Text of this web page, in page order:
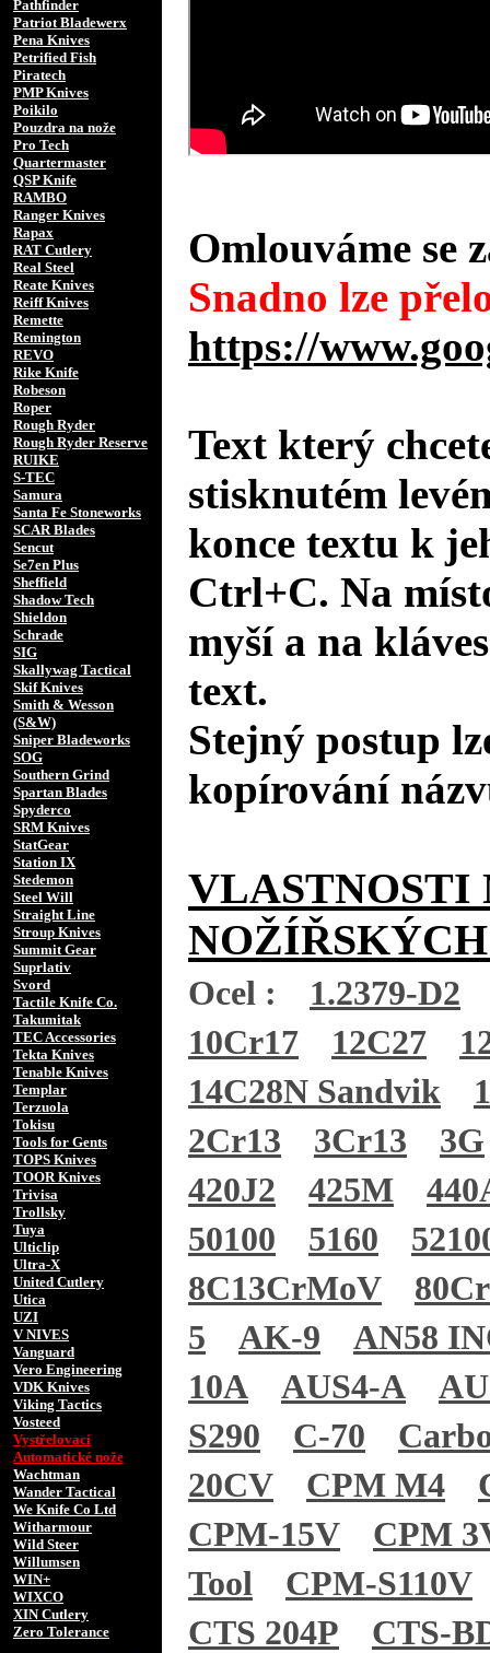
Pathfinder
Patriot Bladewerx
Pena Knives
Petrified Fish
Piratech
PMP Knives
Poikilo
Pouzdra na nože
Pro Tech
Quartermaster
QSP Knife
RAMBO
Ranger Knives
Rapax
RAT Cutlery
Real Steel
Reate Knives
Reiff Knives
Remette
Remington
REVO
Rike Knife
Robeson
Roper
Rough Ryder
Rough Ryder Reserve
RUIKE
S-TEC
Samura
Santa Fe Stoneworks
SCAR Blades
Sencut
Se7en Plus
Sheffield
Shadow Tech
Shieldon
Schrade
SIG
Skallywag Tactical
Skif Knives
Smith & Wesson
(S&W)
Sniper Bladeworks
SOG
Southern Grind
Spartan Blades
Spyderco
SRM Knives
StatGear
Station IX
Stedemon
Steel Will
Straight Line
Stroup Knives
Summit Gear
Suprlativ
Svord
Tactile Knife Co.
Takumitak
TEC Accessories
Tekta Knives
Tenable Knives
Templar
Terzuola
Tokisu
Tools for Gents
TOPS Knives
TOOR Knives
Trivisa
Trollsky
Tuya
Ulticlip
Ultra-X
United Cutlery
Utica
UZI
V NIVES
Vanguard
Vero Engineering
VDK Knives
Viking Tactics
Vosteed
Vystřelovací
Automatické nože
Wachtman
Wander Tactical
We Knife Co Ltd
Witharmour
Wild Steer
Willumsen
WIN+
WIXCO
XIN Cutlery
Zero Tolerance
Omlouváme se
Snadno lze
https://
Text který
stisknutém
konce textu k
Ctrl+C. Na
myší a na
text.
Stejný postup
kopírování
VLASTNOSTI
Ocel :
1.2379-D2
10Cr17
12C27
14C28N Sandvik
2Cr13
3Cr13
3G
420J2
425M
50100
5160
8C13CrMoV
5
AK-9
AN58
10A
AUS4-A
S290
C-70
20CV
CPM M4
CPM-15V
CPM
Tool
CPM-S110V
CTS 204P
CTS-